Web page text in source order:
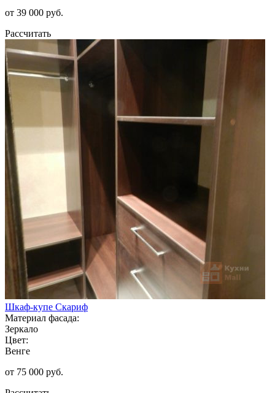
от 39 000 руб.
Рассчитать
Шкаф-купе Скариф
Материал фасада:
Зеркало
Цвет:
Венге
от 75 000 руб.